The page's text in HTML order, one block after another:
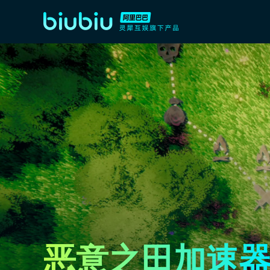
恶意之田加速